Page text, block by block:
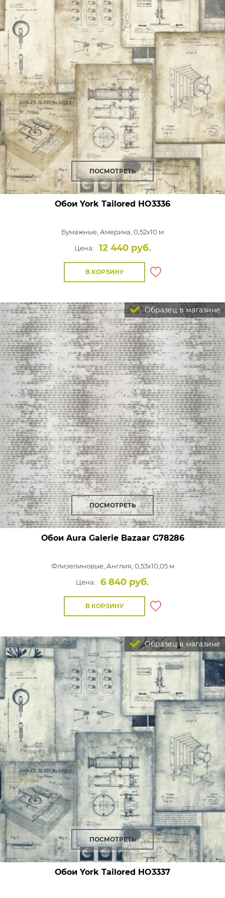
ПОСМОТРЕТЬ
Обои York Tailored HO3336
Бумажные, Америка, 0,52x10 м
Цена:
12 440 руб.
В КОРЗИНУ
Образец в магазине
ПОСМОТРЕТЬ
Обои Aura Galerie BazaarG78286
Флизелиновые, Англия, 0,53x10,05 м
Цена:
6 840 руб.
В КОРЗИНУ
Образец в магазине
ПОСМОТРЕТЬ
Обои York Tailored HO3337